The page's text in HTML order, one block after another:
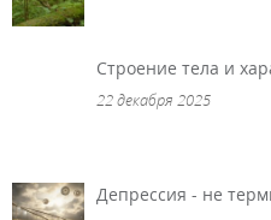
Строение тела и
22 декабря 2025
Депрессия - не